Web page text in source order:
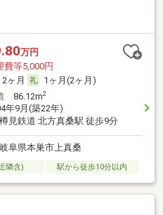
万円
費等5,000円
2ヶ月
1ヶ月(2ヶ月)
86.12m2
年9月(築22年)
樽見鉄道 北方真桑駅 徒歩9分
岐阜県本巣市上真桑
隣含) 駅から徒歩10分以内